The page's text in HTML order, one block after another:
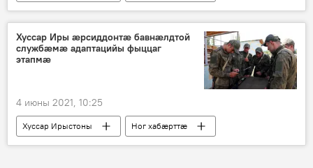
Хуссар Иры ӕрсиддонтӕ бавнӕлдтой
службӕмӕ адаптацийы фыццаг
этапмӕ
4 июны 2021, 10:25
Хуссар Ирыстоны Ног хабӕрттӕ